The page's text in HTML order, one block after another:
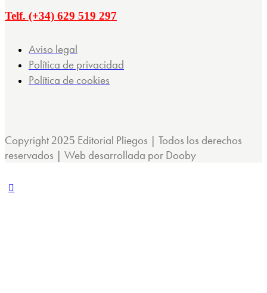
Telf. (+34) 629 519 297
Aviso legal
Política de privacidad
Política de cookies
Copyright 2025 Editorial Pliegos | Todos los derechos
reservados | Web desarrollada por Dooby